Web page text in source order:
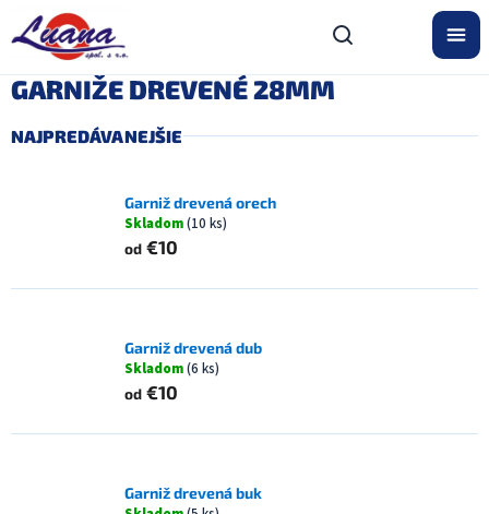
obsah
GARNIŽE DREVENÉ 28MM
NAJPREDÁVANEJŠIE
Garniž drevená orech
Skladom(10 ks)
od €10
Garniž drevená dub
Skladom(6 ks)
od €10
Garniž drevená buk